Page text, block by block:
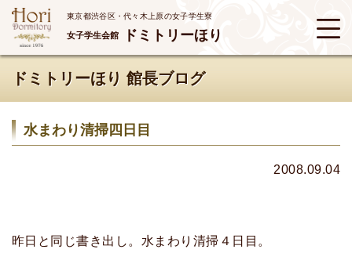
東京都渋谷区・代々木上原の女子学生寮
女子学生会館 ドミトリーほり
ドミトリーほり 館長ブログ
水まわり清掃四日目
2008.09.04
昨日と同じ書き出し。水まわり清掃４日目。